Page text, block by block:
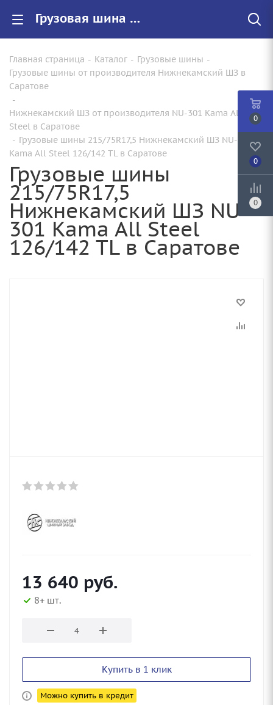
Грузовая шина 215/75R17,5 Нижнекамский ШЗ NU-301 Kama All Steel 126/142 TL по цене от 13640.00000000 купить в Саратове с доставкой | Арт.: 0Ц-00002090 Товар грузовые шины
Главная страница - Каталог - Грузовые шины -
Грузовые шины от производителя Нижнекамский ШЗ в
Саратове
-
Нижнекамский ШЗ от производителя NU-301 Kama All
Steel в Саратове
- Грузовые шины 215/75R17,5 Нижнекамский ШЗ NU-301
Kama All Steel 126/142 TL в Саратове
Грузовые шины
215/75R17,5
Нижнекамский ШЗ NU-
301 Kama All Steel
126/142 TL в Саратове
13 640 руб.
8+ шт.
Купить в 1 клик
Можно купить в кредит
0
0
0